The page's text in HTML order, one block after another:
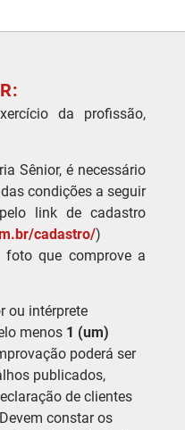
da profissão,
Sênior, é necessário
das condições a seguir
link de cadastro
cadastro/)
foto que comprove a
ou intérprete
menos 1 (um)
poderá ser
publicados,
de clientes
constar os